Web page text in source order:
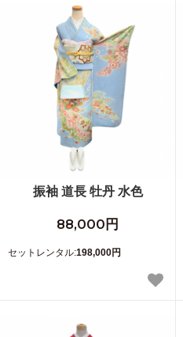
振袖 道長 牡丹 水色
88,000円
セットレンタル:198,000円